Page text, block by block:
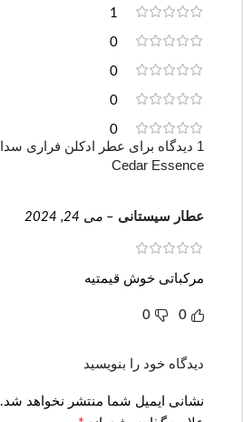
1
0
0
0
0
1 دیدگاه برای
Cedar Essence
عطار سیستانی – می 24, 2024
مرکباتی خوش قیمتیه
0
0
دیدگاه خود را بنویسید
نشانی ایمیل شما منتشر نخواهد شد.